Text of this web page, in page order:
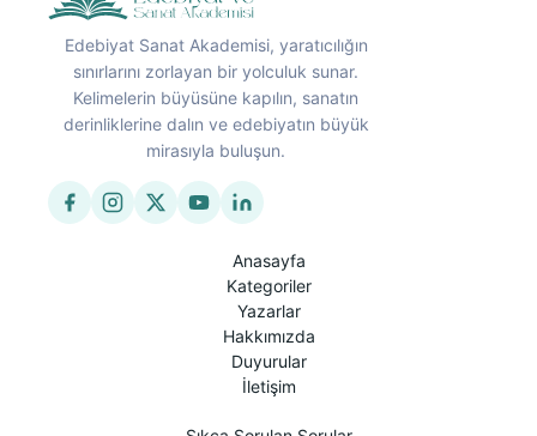
Edebiyat Sanat Akademisi, yaratıcılığın
sınırlarını zorlayan bir yolculuk sunar.
Kelimelerin büyüsüne kapılın, sanatın
derinliklerine dalın ve edebiyatın büyük
mirasıyla buluşun.
Anasayfa
Kategoriler
Yazarlar
Hakkımızda
Duyurular
İletişim